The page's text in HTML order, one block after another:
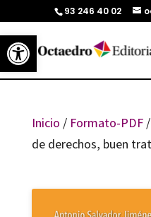
Abrir barra de herramientas
93 246 40 02
Inicio / Formato-PDF/
de derechos, buen